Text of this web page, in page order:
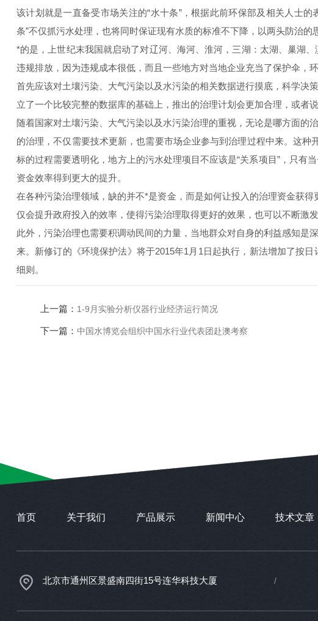
该计划就是一直备受市场关注的“水十条”，根据此前环保部及相关人士
条”不仅抓污水处理，也将同时保证现有水质的标准不下降，以两头防治
*的是，上世纪末我国就启动了对辽河、海河、淮河，三湖：太湖、巢湖
违规排放，因为违规成本很低，而且一些地方对当地企业充当了保护伞，
首先应该对土壤污染、大气污染以及水污染的相关数据进行摸底，科学
立了一个比较完整的数据库的基础上，推出的治理计划会更加合理，或
随着国家对土壤污染、大气污染以及水污染治理的重视，无论是哪方面
的治理，不仅需要技术更新，也需要市场企业参与到治理过程中来。这
标的过程需要透明化，地方上的污水处理项目不应该是“关系项目”，只
资金效率得到更大的提升。
在各种污染治理领域，缺的并不*是资金，而是如何让投入的治理资金获
仅会提升政府投入的效率，使得污染治理取得更好的效果，也可以不断
此外，污染治理也需要积调动民间的力量，当地群众对自身的利益感知
来。新修订的《环境保护法》将于2015年1月1日起执行，新法增加了按
细则。
上一篇： 1-9月实验分析仪器行业经济运行简况
下一篇： 中国水博览会组织中国水行业代表团赴澳考察
首页 关于我们 产品展示 新闻中心 技术文章
北京市通州区景盛南四街15号连华科技大厦